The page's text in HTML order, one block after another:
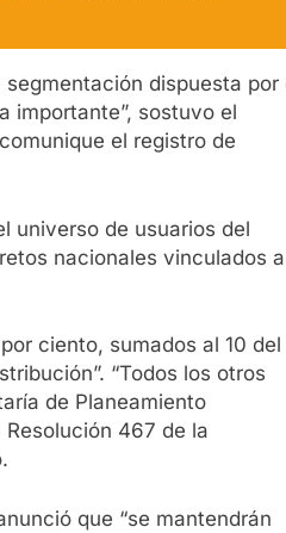
dispuesta por
importante”, sostuvo el
el registro de
universo de usuarios del
nacionales vinculados a
ciento, sumados al 10 del
“Todos los otros
de Planeamiento
467 de la
que “se mantendrán